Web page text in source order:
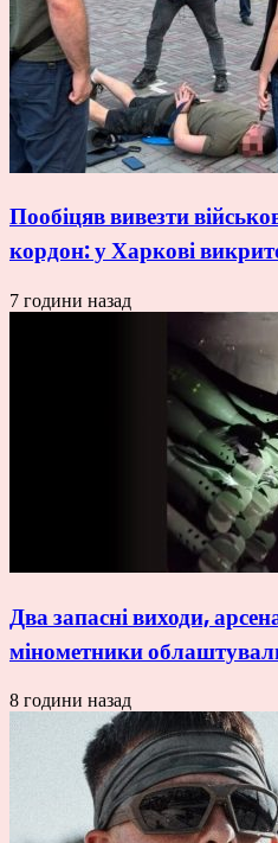
Пообіцяв вивезти
кордон: у Харкові
7 години назад
Два запасні виходи,
мінометники
8 години назад